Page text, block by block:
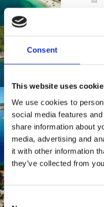
Consent
This website uses
We use cookies to
social media features
share information about
media, advertising and
it with other information
they’ve collected from
Consent